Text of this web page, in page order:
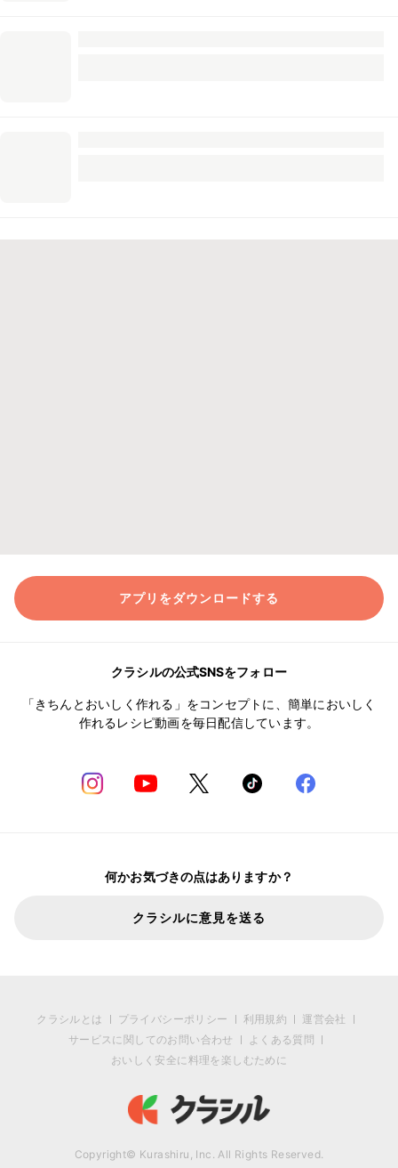
アプリをダウンロードする
クラシルの公式SNSをフォロー
「きちんとおいしく作れる」をコンセプトに、簡単においしく
作れるレシピ動画を毎日配信しています。
何かお気づきの点はありますか？
クラシルに意見を送る
クラシルとは プライバシーポリシー 利用規約
運営会社
サービスに関してのお問い合わせ
よくある質問
おいしく安全に料理を楽しむために
Copyright© Kurashiru, Inc. All Rights Reserved.